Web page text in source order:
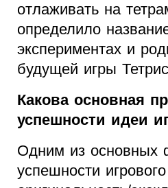
отлаживать на
определило
экспериментах и
будущей игры
Какова основная
успешности идеи
Одним из основных
успешности